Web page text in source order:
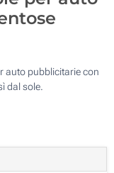
auto pubblicitarie con
dal sole.